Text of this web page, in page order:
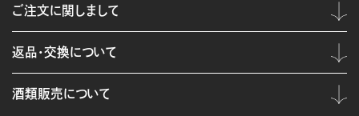
ご注文に関しまして
返品・交換について
酒類販売について